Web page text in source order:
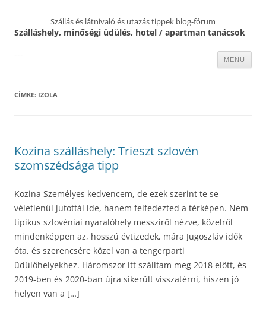
Szállás és látnivaló és utazás tippek blog-fórum
Szálláshely, minőségi üdülés, hotel / apartman tanácsok
MENÜ
---
CÍMKE: IZOLA
Kozina szálláshely: Trieszt szlovén
szomszédsága tipp
Kozina Személyes kedvencem, de ezek szerint te se
véletlenül jutottál ide, hanem felfedezted a térképen. Nem
tipikus szlovéniai nyaralóhely messziről nézve, közelről
mindenképpen az, hosszú évtizedek, mára Jugoszláv idők
óta, és szerencsére közel van a tengerparti
üdülőhelyekhez. Háromszor itt szálltam meg 2018 előtt, és
2019-ben és 2020-ban újra sikerült visszatérni, hiszen jó
helyen van a […]